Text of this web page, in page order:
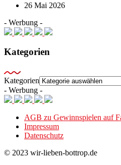
26 Mai 2026
- Werbung -
Kategorien
Kategorien
- Werbung -
AGB zu Gewinnspielen auf
Impressum
Datenschutz
© 2023 wir-lieben-bottrop.de